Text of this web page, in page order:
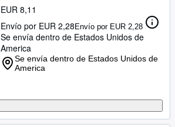
EUR 8,11
Envío por EUR 2,28Envío por EUR 2,28
Se envía dentro de Estados Unidos de
America
Se envía dentro de Estados Unidos de
America